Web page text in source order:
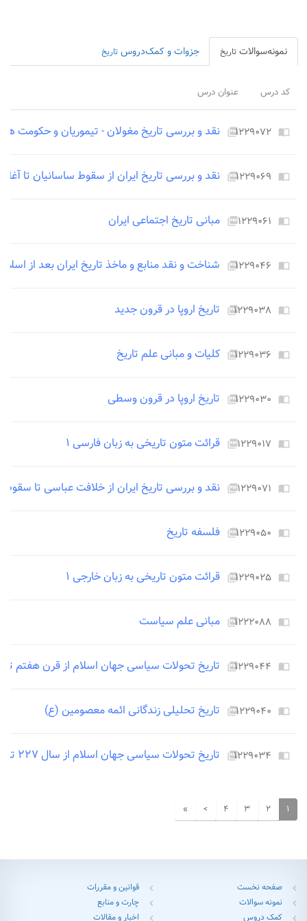
نمونه‌سوالات تاریخ جزوات و کمک‌دروس تاریخ
کد درس عنوان درس
import_contacts ۱۲۲۹۰۷۲picture_as_pdf نقد و بررسی تاریخ مغولان - تیموریان و حکومت
import_contacts ۱۲۲۹۰۶۹picture_as_pdf نقد و بررسی تاریخ ایران از سقوط ساسانیان تا
import_contacts ۱۲۲۹۰۶۱picture_as_pdf مبانی تاریخ اجتماعی ایران
import_contacts ۱۲۲۹۰۴۶picture_as_pdf شناخت و نقد منابع و ماخذ تاریخ ایران بعد از اسلام
import_contacts ۱۲۲۹۰۳۸picture_as_pdf تاریخ اروپا در قرون جدید
import_contacts ۱۲۲۹۰۳۶picture_as_pdf کلیات و مبانی علم تاریخ
import_contacts ۱۲۲۹۰۳۰picture_as_pdf تاریخ اروپا در قرون وسطی
import_contacts ۱۲۲۹۰۱۷picture_as_pdf قرائت متون تاریخی به زبان فارسی ۱
import_contacts ۱۲۲۹۰۷۱picture_as_pdf نقد و بررسی تاریخ ایران از خلافت عباسی تا سقوط
import_contacts ۱۲۲۹۰۵۰picture_as_pdf فلسفه تاریخ
import_contacts ۱۲۲۹۰۲۵picture_as_pdf قرائت متون تاریخی به زبان خارجی ۱
import_contacts ۱۲۲۲۰۸۸picture_as_pdf مبانی علم سیاست
import_contacts ۱۲۲۹۰۴۴picture_as_pdf تاریخ تحولات سیاسی جهان اسلام از قرن هفتم
import_contacts ۱۲۲۹۰۴۰picture_as_pdf تاریخ تحلیلی زندگانی ائمه معصومین (ع)
import_contacts ۱۲۲۹۰۳۴picture_as_pdf تاریخ تحولات سیاسی جهان اسلام از سال ۲۲۷ تا سال سقوط بغداد
۱ ۲ ۳ ۴ >
»
chevron_left صفحه نخست chevron_left قوانین و مقررات
chevron_left نمونه سوالات chevron_left چارت و منابع
chevron_left کمک دروس chevron_left اخبار و مقالات